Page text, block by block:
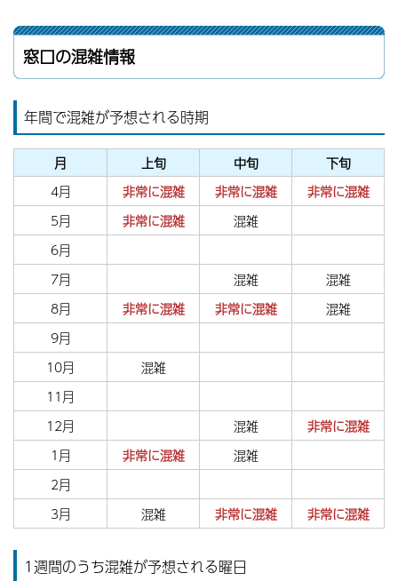
窓口の混雑情報
年間で混雑が予想される時期
月 上旬 中旬
下旬
4月
非常に混雑 非常に混雑
非常に混雑
5月
非常に混雑
混雑
6月
7月
混雑
混雑
8月
非常に混雑 非常に混雑
混雑
9月
10月
混雑
11月
12月
混雑
非常に混雑
1月
非常に混雑
混雑
2月
3月
混雑 非常に混雑 非常に混雑
1週間のうち混雑が予想される曜日